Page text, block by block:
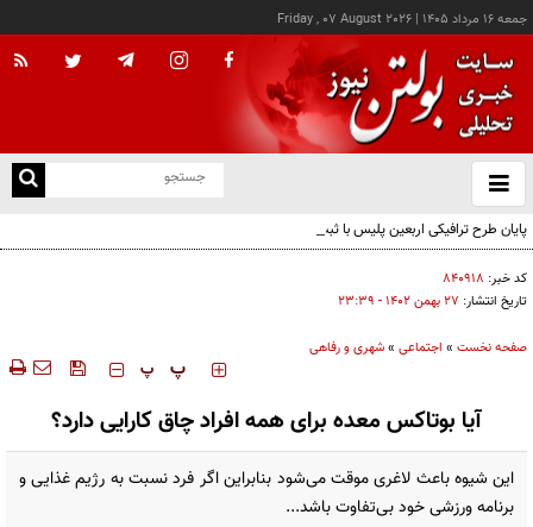
جمعه ۱۶ مرداد ۱۴۰۵ |
Friday , 07 August 2026
باز
و
پایان طرح ترافیکی اربعین پلیس با ثبت ۶۷ میلیون تردد
کد خبر: ۸۴۰۹۱۸
تاریخ انتشار: ۲۷ بهمن ۱۴۰۲ - ۲۳:۳۹
صفحه نخست » اجتماعی »شهری و رفاهی
‍‍‍ پ پ
آیا بوتاکس معده برای همه افراد چاق کارایی دارد؟
این شیوه باعث لاغری موقت می‌شود بنابراین اگر فرد نسبت به رژیم غذایی و
برنامه ورزشی خود بی‌تفاوت باشد...